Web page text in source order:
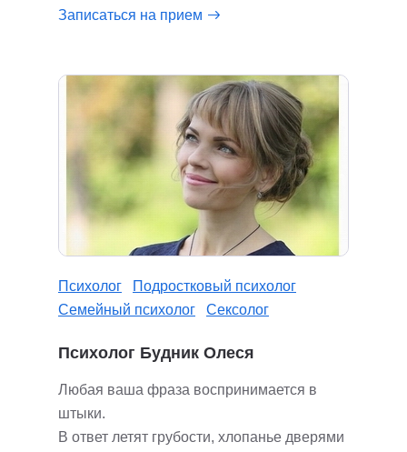
Записаться на прием
Психолог
Подростковый психолог
Семейный психолог
Сексолог
Психолог Будник Олеся
Любая ваша фраза воспринимается в
штыки.
В ответ летят грубости, хлопанье дверями